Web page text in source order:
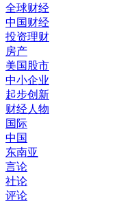
全球财经
中国财经
投资理财
房产
美国股市
中小企业
起步创新
财经人物
国际
中国
东南亚
言论
社论
评论